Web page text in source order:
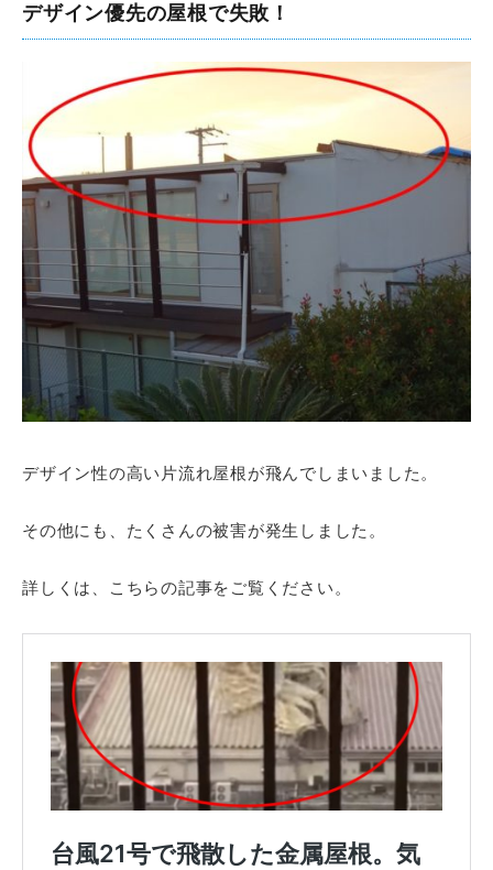
デザイン優先の屋根で失敗！
デザイン性の高い片流れ屋根が飛んでしまいました。
その他にも、たくさんの被害が発生しました。
詳しくは、こちらの記事をご覧ください。